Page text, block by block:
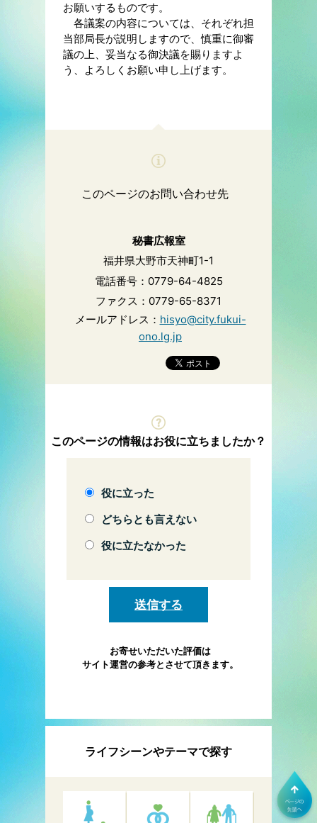
お願いするものです。
各議案の内容については、それぞれ担
当部局長が説明しますので、慎重に御審
議の上、妥当なる御決議を賜りますよ
う、よろしくお願い申し上げます。
このページのお問い合わせ先
秘書広報室
福井県大野市天神町1-1
電話番号：0779-64-4825
ファクス：0779-65-8371
メールアドレス： hisyo@city.fukui-
ono.lg.jp
このページの情報はお役に立ちましたか？
役に立った
どちらとも言えない
役に立たなかった
お寄せいただいた評価は
サイト運営の参考とさせて頂きます。
ライフシーンやテーマで探す